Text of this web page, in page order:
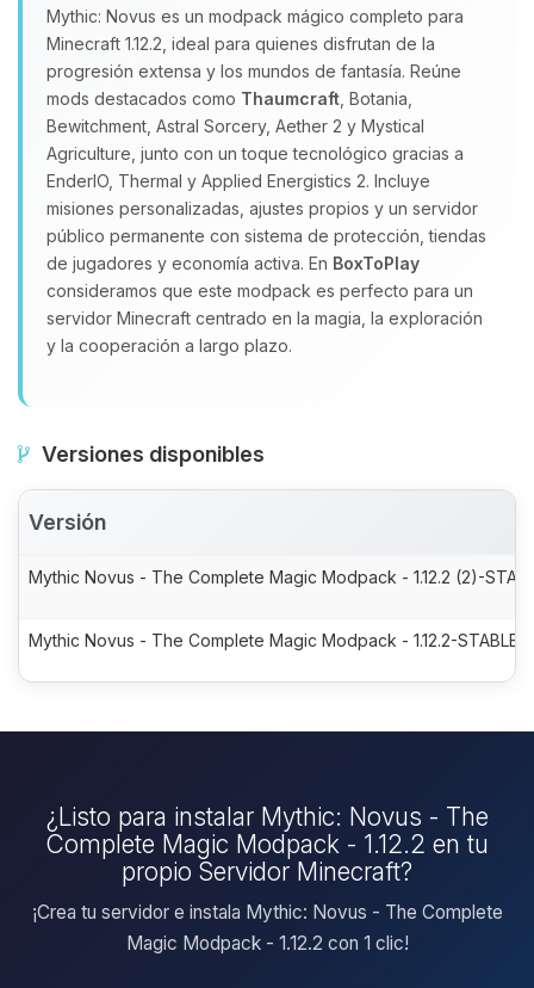
Mythic: Novus es un modpack mágico completo para
Minecraft 1.12.2, ideal para quienes disfrutan de la
progresión extensa y los mundos de fantasía. Reúne
mods destacados como Thaumcraft , Botania,
Bewitchment, Astral Sorcery, Aether 2 y Mystical
Agriculture, junto con un toque tecnológico gracias a
EnderIO, Thermal y Applied Energistics 2. Incluye
misiones personalizadas, ajustes propios y un servidor
público permanente con sistema de protección, tiendas
de jugadores y economía activa. En BoxToPlay
consideramos que este modpack es perfecto para un
servidor Minecraft centrado en la magia, la exploración
y la cooperación a largo plazo.
Versiones disponibles
Versión
Mythic Novus - The Complete Magic Modpack - 1.12.2 (2)-
Mythic Novus - The Complete Magic Modpack - 1.12.2-STABLE-
¿Listo para instalar Mythic: Novus - The
Complete Magic Modpack - 1.12.2 en tu
propio Servidor Minecraft?
¡Crea tu servidor e instala Mythic: Novus - The Complete
Magic Modpack - 1.12.2 con 1 clic!